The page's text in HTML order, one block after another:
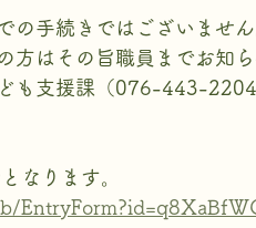
の手続きではございません
はその旨職員までお知ら
も支援課（076-443-
なります。